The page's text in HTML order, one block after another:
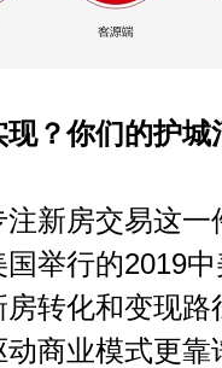
？你们的护城
房交易这一
举行的2019
转化和变现
商业模式更